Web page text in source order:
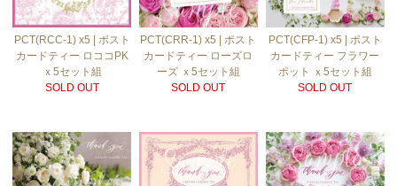
PCT(RCC-1) x5 | ポスト
カードティー ロココPK
ｘ5セット組
SOLD OUT
PCT(CRR-1) x5 | ポスト
カードティー ローズロ
ーズ ｘ5セット組
SOLD OUT
PCT(CFP-1) x5 | ポスト
カードティー フラワー
ポット ｘ5セット組
SOLD OUT